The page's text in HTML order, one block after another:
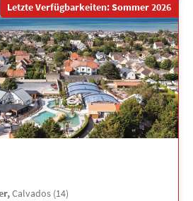
Letzte Verfügbarkeiten: Sommer 2026
Calvados (14)